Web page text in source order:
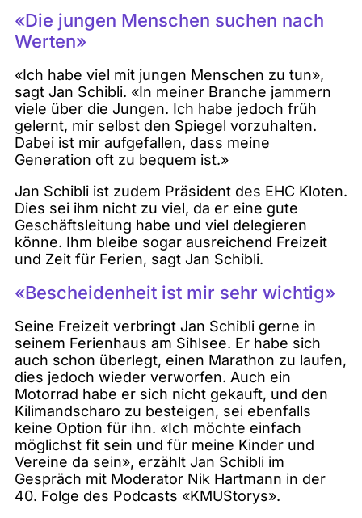
«Die jungen Menschen suchen nach
Werten»
«Ich habe viel mit jungen Menschen zu tun»,
sagt Jan Schibli. «In meiner Branche jammern
viele über die Jungen. Ich habe jedoch früh
gelernt, mir selbst den Spiegel vorzuhalten.
Dabei ist mir aufgefallen, dass meine
Generation oft zu bequem ist.»
Jan Schibli ist zudem Präsident des EHC Kloten.
Dies sei ihm nicht zu viel, da er eine gute
Geschäftsleitung habe und viel delegieren
könne. Ihm bleibe sogar ausreichend Freizeit
und Zeit für Ferien, sagt Jan Schibli.
«Bescheidenheit ist mir sehr wichtig»
Seine Freizeit verbringt Jan Schibli gerne in
seinem Ferienhaus am Sihlsee. Er habe sich
auch schon überlegt, einen Marathon zu laufen,
dies jedoch wieder verworfen. Auch ein
Motorrad habe er sich nicht gekauft, und den
Kilimandscharo zu besteigen, sei ebenfalls
keine Option für ihn. «Ich möchte einfach
möglichst fit sein und für meine Kinder und
Vereine da sein», erzählt Jan Schibli im
Gespräch mit Moderator Nik Hartmann in der
40. Folge des Podcasts «KMUStorys».